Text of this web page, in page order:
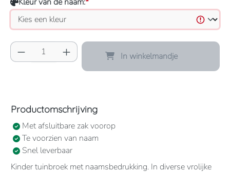
Producthoeveelheid: Voer de gewenste
In winkelmandje
Productomschrijving
Met afsluitbare zak voorop
Te voorzien van naam
Snel leverbaar
Kinder tuinbroek met naamsbedrukking. In diverse vrolijke